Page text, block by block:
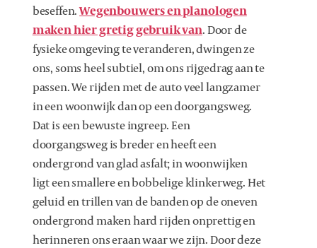
beseffen.Wegenbouwers en planologen
maken hier gretig gebruik van. Door de
fysieke omgeving te veranderen, dwingen ze
ons, soms heel subtiel, om ons rijgedrag aan te
passen. We rijden met de auto veel langzamer
in een woonwijk dan op een doorgangsweg.
Dat is een bewuste ingreep. Een
doorgangsweg is breder en heeft een
ondergrond van glad asfalt; in woonwijken
ligt een smallere en bobbelige klinkerweg. Het
geluid en trillen van de banden op de oneven
ondergrond maken hard rijden onprettig en
herinneren ons eraan waar we zijn. Door deze